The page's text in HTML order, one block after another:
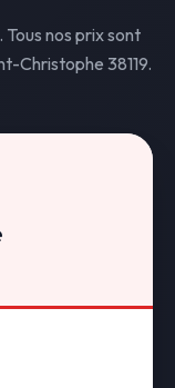
nos prix sont
Christophe 38119.